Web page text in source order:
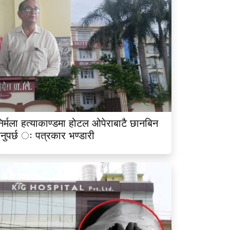
हत्याकाण्डमा होटल ओपेराबाटै छानबिन
ः पत्रकार भण्डारी